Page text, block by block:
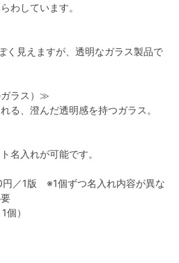
わしています。
く見えますが、透明なガラス製品で
ラス）≫
る、澄んだ透明感を持つガラス。
名入れが可能です。
／1版 ※1個ずつ名入れ内容が異な
）